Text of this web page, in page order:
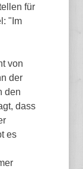
für
"Im
von
der
den
dass
es